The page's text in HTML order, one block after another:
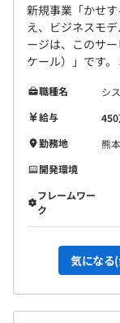
新規事業「かせ
え、ビジネスモ
ージは、このサ
ケール）」です
職種名
シ
給与
勤務地
熊
開発環境
フレームワー
ク
気になる